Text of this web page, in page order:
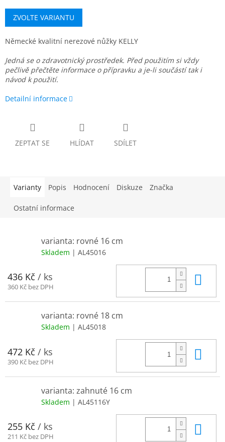
Měrná
cena:
ZVOLTE VARIANTU
Německé kvalitní nerezové nůžky KELLY
Jedná se o zdravotnický prostředek. Před použitím si vždy
pečlivě přečtěte informace o přípravku a je-li součástí tak i
návod k použití.
Detailní informace
ZEPTAT SE HLÍDAT SDÍLET
Varianty Popis Hodnocení Diskuze Značka
Ostatní informace
varianta: rovné 16 cm
Skladem | AL45016
436 Kč / ks
360 Kč bez DPH
varianta: rovné 18 cm
Skladem | AL45018
472 Kč / ks
390 Kč bez DPH
varianta: zahnuté 16 cm
Skladem | AL45116Y
255 Kč / ks
211 Kč bez DPH